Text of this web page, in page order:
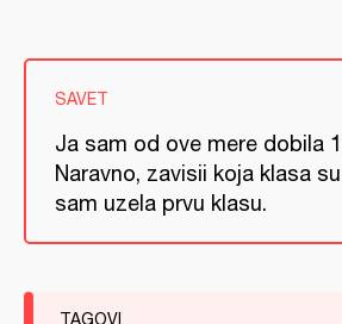
SAVET
Ja sam od ove mere dobila
Naravno, zavisii koja klasa
sam uzela prvu klasu.
TAGOVI